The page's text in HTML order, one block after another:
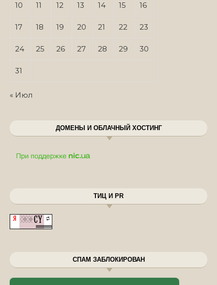
10 11 12 13 14 15 16
17 18 19 20 21 22 23
24 25 26 27 28 29 30
31
« Июл
ДОМЕНЫ И ОБЛАЧНЫЙ ХОСТИНГ
ТИЦ И PR
СПАМ ЗАБЛОКИРОВАН